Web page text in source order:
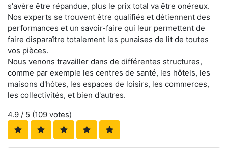
s'avère être répandue, plus le prix total va être onéreux.
Nos experts se trouvent être qualifiés et détiennent des
performances et un savoir-faire qui leur permettent de
faire disparaître totalement les punaises de lit de toutes
vos pièces.
Nous venons travailler dans de différentes structures,
comme par exemple les centres de santé, les hôtels, les
maisons d'hôtes, les espaces de loisirs, les commerces,
les collectivités, et bien d'autres.
4.9 / 5 (109 votes)